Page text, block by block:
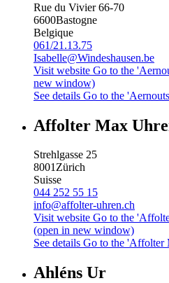
Rue du Vivier 66-70
6600Bastogne
Belgique
061/21.13.75
Isabelle@Windeshausen.be
Visit website Go to the
new window)
See details Go to the
Affolter Max
Strehlgasse 25
8001Zürich
Suisse
044 252 55 15
info@affolter-uhren.ch
Visit website Go to the
(open in new window)
See details Go to the 'Affolter
Ahléns Ur